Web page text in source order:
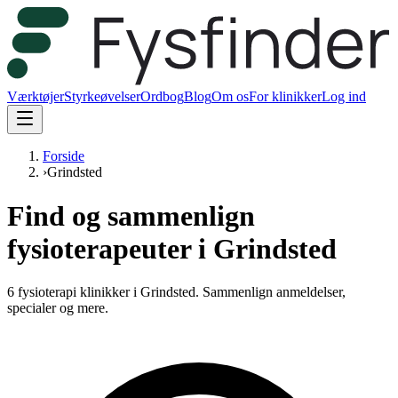
VærktøjerStyrkeøvelserOrdbogBlogOm osFor klinikkerLog ind
Forside
›Grindsted
Find og sammenlign
fysioterapeuter i Grindsted
6 fysioterapi klinikker i Grindsted. Sammenlign anmeldelser,
specialer og mere.